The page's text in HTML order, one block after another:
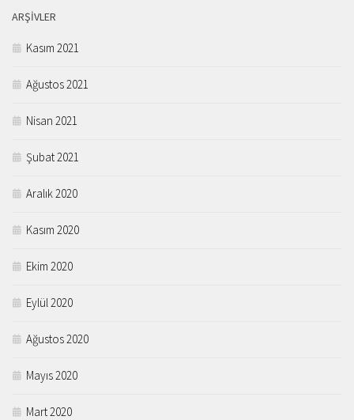
ARŞIVLER
Kasım 2021
Ağustos 2021
Nisan 2021
Şubat 2021
Aralık 2020
Kasım 2020
Ekim 2020
Eylül 2020
Ağustos 2020
Mayıs 2020
Mart 2020